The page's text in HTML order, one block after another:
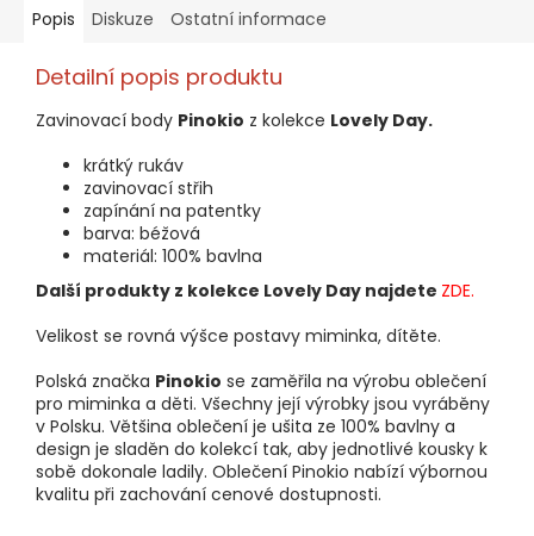
Popis Diskuze Ostatní informace
Detailní popis produktu
Zavinovací body Pinokio z kolekce Lovely Day.
krátký rukáv
zavinovací střih
zapínání na patentky
barva: béžová
materiál: 100% bavlna
Další produkty z kolekce Lovely Day najdete ZDE.
Velikost se rovná výšce postavy miminka, dítěte.
Polská značka Pinokio se zaměřila na výrobu oblečení
pro miminka a děti. Všechny její výrobky jsou vyráběny
v Polsku. Většina oblečení je ušita ze 100% bavlny a
design je sladěn do kolekcí tak, aby jednotlivé kousky k
sobě dokonale ladily. Oblečení Pinokio nabízí výbornou
kvalitu při zachování cenové dostupnosti.